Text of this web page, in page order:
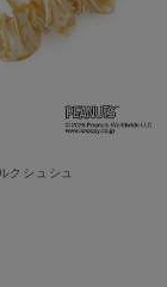
クシュシュ